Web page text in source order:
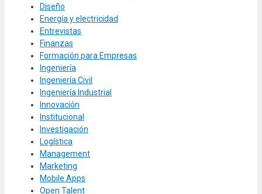
Diseño
Energía y electricidad
Entrevistas
Finanzas
Formación para Empresas
Ingeniería
Ingeniería Civil
Ingeniería Industrial
Innovación
Institucional
Investigación
Logística
Management
Marketing
Mobile Apps
Open Talent